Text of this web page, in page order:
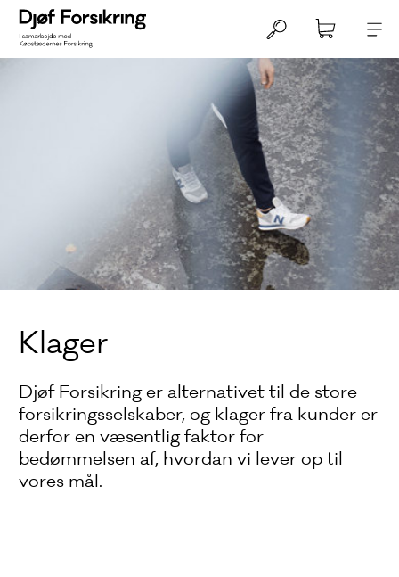
Klager
Djøf Forsikring er alternativet til de store
forsikringsselskaber, og klager fra kunder er
derfor en væsentlig faktor for
bedømmelsen af, hvordan vi lever op til
vores mål.